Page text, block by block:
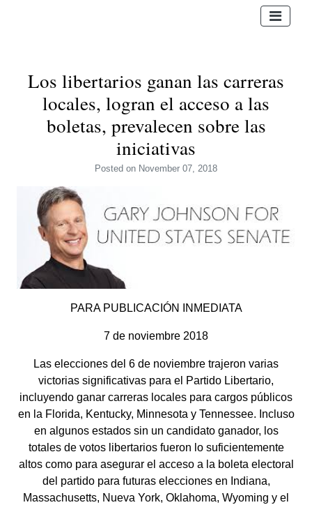
Los libertarios ganan las carreras
locales, logran el acceso a las
boletas, prevalecen sobre las
iniciativas
Posted on November 07, 2018
PARA PUBLICACIÓN INMEDIATA
7 de noviembre 2018
Las elecciones del 6 de noviembre trajeron varias
victorias significativas para el Partido Libertario,
incluyendo ganar carreras locales para cargos públicos
en la Florida, Kentucky, Minnesota y Tennessee. Incluso
en algunos estados sin un candidato ganador, los
totales de votos libertarios fueron lo suficientemente
altos como para asegurar el acceso a la boleta electoral
del partido para futuras elecciones en Indiana,
Massachusetts, Nueva York, Oklahoma, Wyoming y el